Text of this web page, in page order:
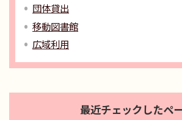
団体貸出
移動図書館
広域利用
最近チェックしたペ